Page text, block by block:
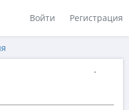
Войти Регистрация